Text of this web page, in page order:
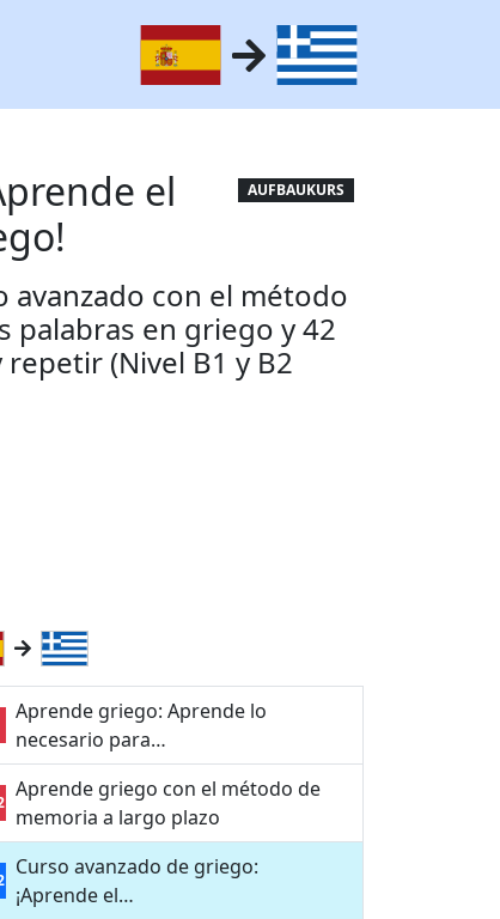
AUFBAUKURS
el
avanzado con el método
palabras en griego y 42
(Nivel B1 y B2
Aprende griego: Aprende lo
necesario para…
Aprende griego con el método de
memoria a largo plazo
Curso avanzado de griego:
¡Aprende el…